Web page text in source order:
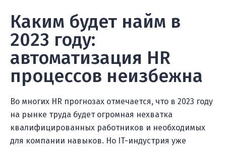
Каким будет найм в
2023 году:
автоматизация HR
процессов неизбежна
Во многих HR прогнозах отмечается, что в 2023 году
на рынке труда будет огромная нехватка
квалифицированных работников и необходимых
для компании навыков. Но IT-индустрия уже